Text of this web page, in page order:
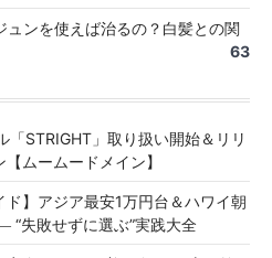
ンを使えば治るの？白髪との関
63
「STRIGHT」取り扱い開始＆リリ
ムームードメイン】
ド】アジア最安1万円台＆ハワイ朝
“失敗せずに選ぶ”実践大全